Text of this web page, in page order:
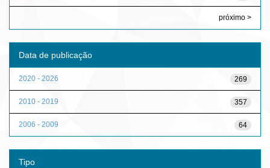
próximo >
Data de publicação
269
2020 - 2026
357
2010 - 2019
64
2006 - 2009
Tipo